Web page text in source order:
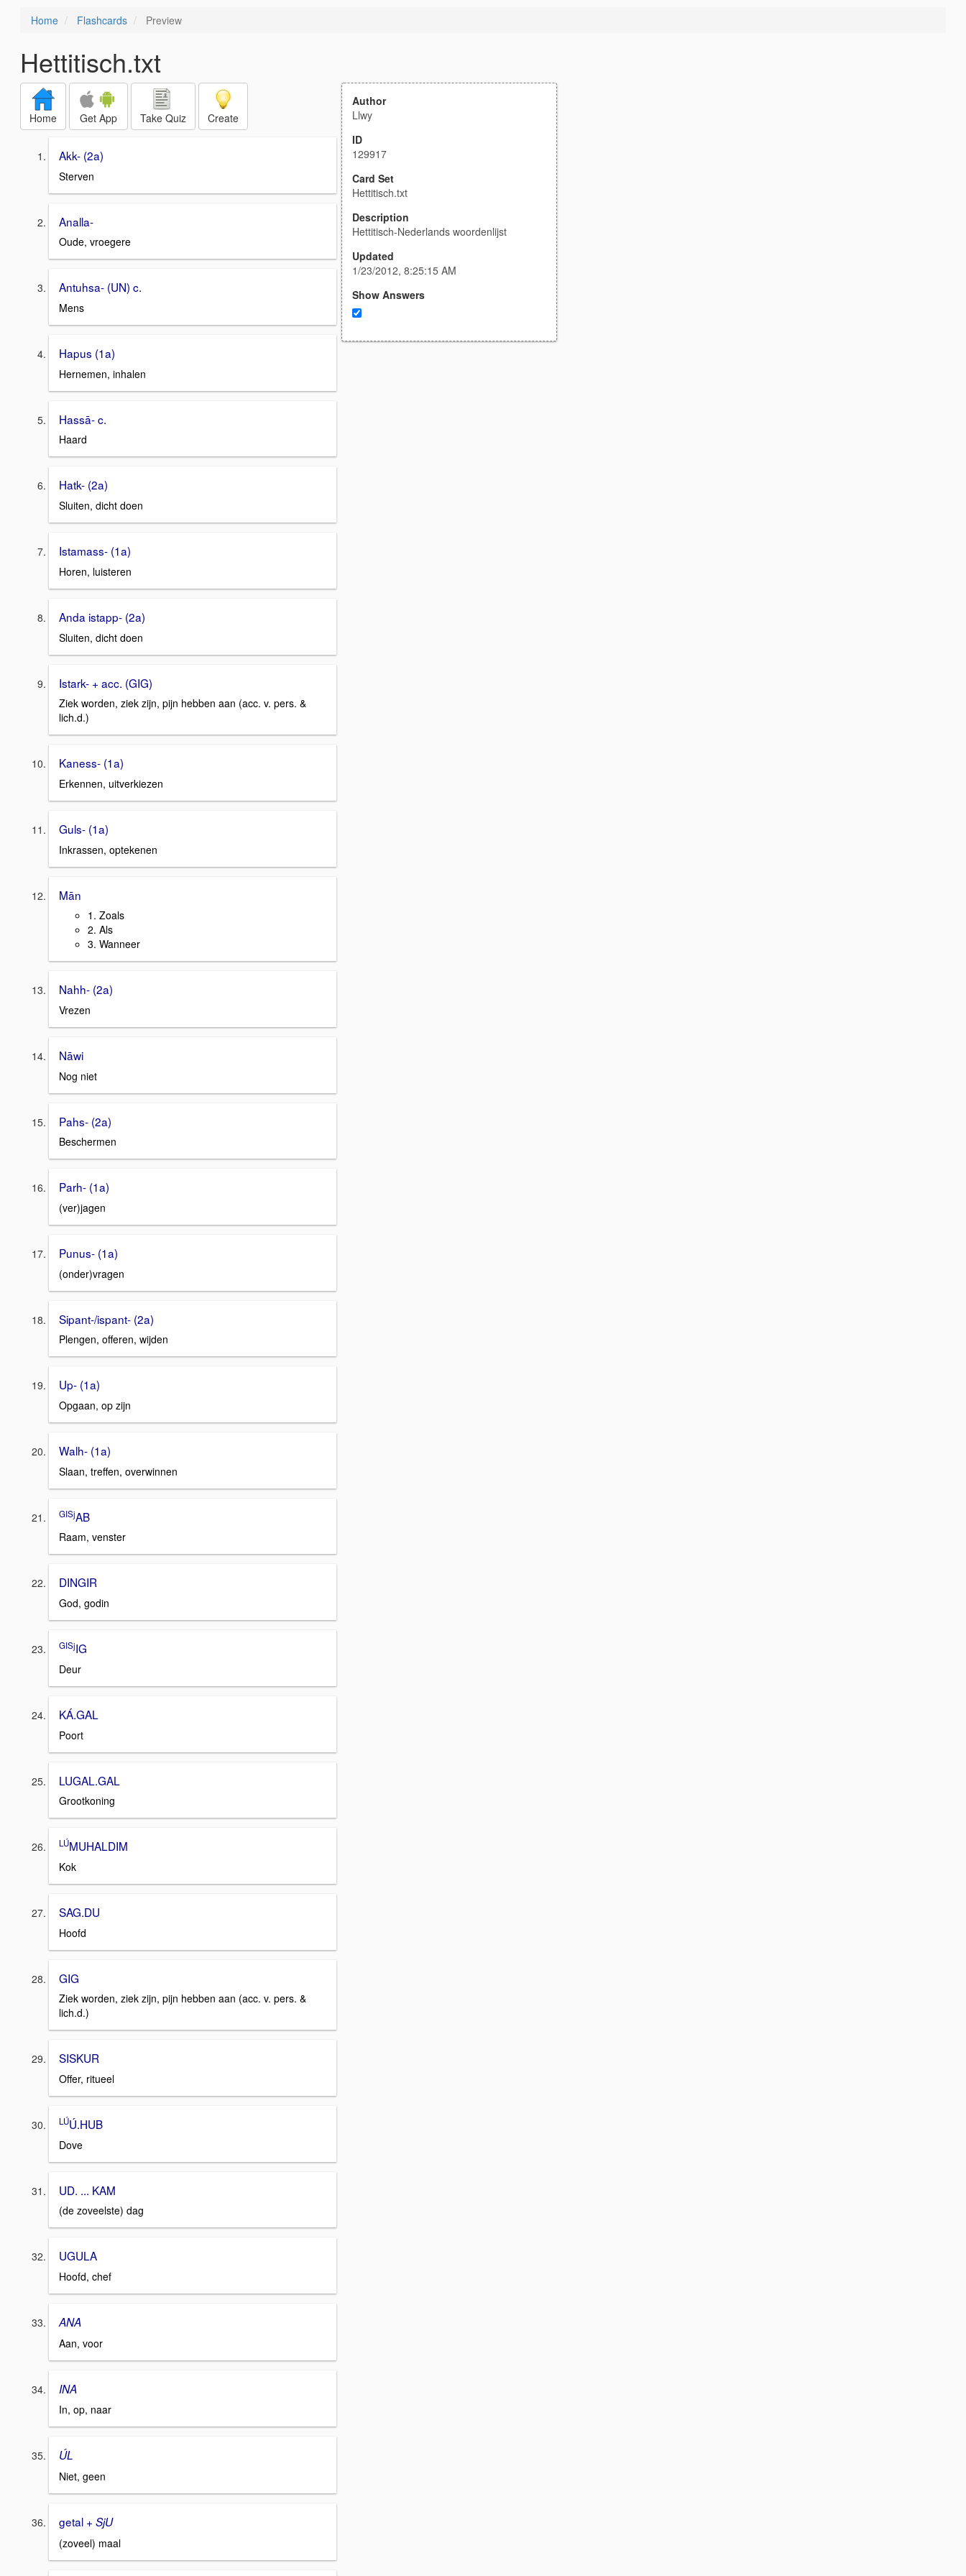
Home Flashcards Preview
Hettitisch.txt
Home Get App Take Quiz Create
Akk- (2a)
Sterven
Analla-
Oude, vroegere
Antuhsa- (UN) c.
Mens
Hapus (1a)
Hernemen, inhalen
Hassā- c.
Haard
Hatk- (2a)
Sluiten, dicht doen
Istamass- (1a)
Horen, luisteren
Anda istapp- (2a)
Sluiten, dicht doen
Istark- + acc. (GIG)
Ziek worden, ziek zijn, pijn hebben aan (acc. v. pers. &
lich.d.)
Kaness- (1a)
Erkennen, uitverkiezen
Guls- (1a)
Inkrassen, optekenen
Mān
1. Zoals
2. Als
3. Wanneer
Nahh- (2a)
Vrezen
Nāwi
Nog niet
Pahs- (2a)
Beschermen
Parh- (1a)
(ver)jagen
Punus- (1a)
(onder)vragen
Sipant-/ispant- (2a)
Plengen, offeren, wijden
Up- (1a)
Opgaan, op zijn
Walh- (1a)
Slaan, treffen, overwinnen
GISjAB
Raam, venster
DINGIR
God, godin
GISjIG
Deur
KÁ.GAL
Poort
LUGAL.GAL
Grootkoning
LÚMUHALDIM
Kok
SAG.DU
Hoofd
GIG
Ziek worden, ziek zijn, pijn hebben aan (acc. v. pers. &
lich.d.)
SISKUR
Offer, ritueel
LÚÚ.HUB
Dove
UD. ... KAM
(de zoveelste) dag
UGULA
Hoofd, chef
ANA
Aan, voor
INA
In, op, naar
ÚL
Niet, geen
getal + SjU
(zoveel) maal
Author
Llwy
ID
129917
Card Set
Hettitisch.txt
Description
Hettitisch-Nederlands woordenlijst
Updated
1/23/2012, 8:25:15 AM
Show Answers